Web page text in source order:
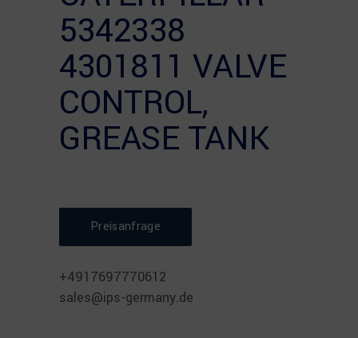
5342338
4301811 VALVE
CONTROL,
GREASE TANK
Preisanfrage
+4917697770612
sales@ips-germany.de